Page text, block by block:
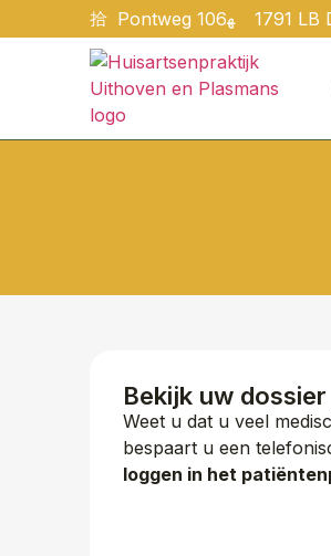
Pontweg 106 1791 LB
Bekijk uw dossier
Weet u dat u veel
bespaart u een
loggen in het